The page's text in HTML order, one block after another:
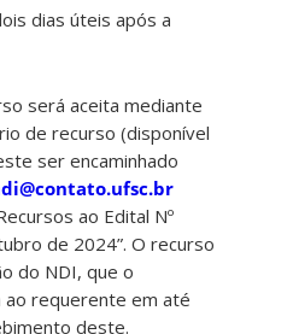
dias úteis após a
será aceita mediante
de recurso (disponível
ser encaminhado
ao Edital Nº
de 2024”. O recurso
do NDI, que o
ao requerente em até
deste.